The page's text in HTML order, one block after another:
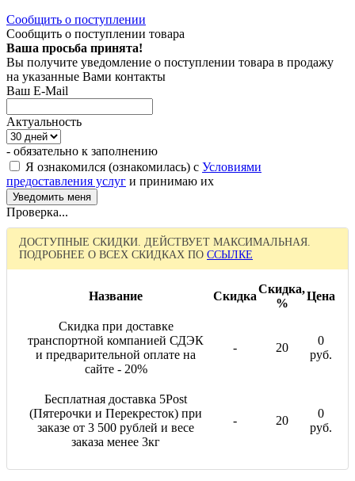
Сообщить о поступлении
Сообщить о поступлении товара
Ваша просьба принята!
Вы получите уведомление о поступлении товара в продажу
на указанные Вами контакты
Ваш E-Mail
Актуальность
- обязательно к заполнению
Я ознакомился (ознакомилась) с Условиями
предоставления услуг и принимаю их
Проверка...
ДОСТУПНЫЕ СКИДКИ. ДЕЙСТВУЕТ МАКСИМАЛЬНАЯ.
ПОДРОБНЕЕ О ВСЕХ СКИДКАХ ПО ССЫЛКЕ
Название Скидка
Скидка,
%
Цена
Скидка при доставке
транспортной компанией СДЭК
и предварительной оплате на
сайте - 20%
- 20
0
руб.
Бесплатная доставка 5Post
(Пятерочки и Перекресток) при
заказе от 3 500 рублей и весе
заказа менее 3кг
- 20
0
руб.